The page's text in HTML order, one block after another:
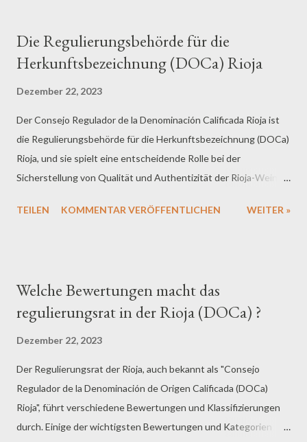
wir von Weinen mit einer geschützten Ursprungsbezeichnung,
die strengsten Vorgaben unterliegen. Von Ertragsobergrenzen
sogar sensorische Prüfungen, bevor sie Ihr Glas erreichen.
Schmecken Sie die Geschichte und Tradition in jedem Schluck!
Indicación Geográfica Protegida (IGP): Die charmante
Alternative Für eine etwas entspanntere, aber dennoch
Die Regulierungsbehörde für die
Herkunftsbezeichnung (DOCa) Rioja
Dezember 22, 2023
Der Consejo Regulador de la Denominación Calificada Rioja ist
die Regulierungsbehörde für die Herkunftsbezeichnung (DOCa)
Rioja, und sie spielt eine entscheidende Rolle bei der
Sicherstellung von Qualität und Authentizität der Rioja-Weine.
tragen dazu bei, die Standards und die Reputation der
Standards für Rioja-Weine fest. Dies umfasst Aspekte wie
zulässige Rebsorten, Zucker- und Alkoholgehalt sowie den
Qualitätsmerkmale aufweisen. Überwachung der
Weinproduktion: Der Consejo Regulador überwacht aktiv die
Weinproduktion in der Rioja-Region. Dies beinhaltet die
Kontrolle der Anbauflächen, um sicherzustellen, dass die
TEILEN KOMMENTAR VERÖFFENTLICHEN WEITER »
Welche Bewertungen macht das
regulierungsrat in der Rioja (DOCa) ?
Dezember 22, 2023
Der Regulierungsrat der Rioja, auch bekannt als "Consejo
Regulador de la Denominación de Origen Calificada (DOCa)
Rioja", führt verschiedene Bewertungen und Klassifizierungen
durch. Einige der wichtigsten Bewertungen und Kategorien